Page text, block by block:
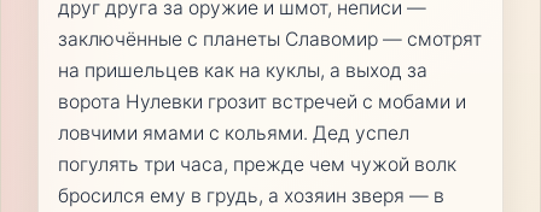
друг друга за оружие и шмот, неписи —
заключённые с планеты Славомир — смотрят
на пришельцев как на куклы, а выход за
ворота Нулевки грозит встречей с мобами и
ловчими ямами с кольями. Дед успел
погулять три часа, прежде чем чужой волк
бросился ему в грудь, а хозяин зверя — в